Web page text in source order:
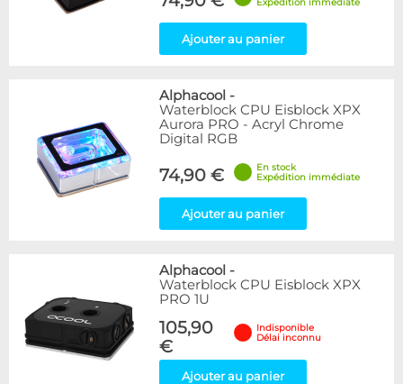
Expédition immédiate
Ajouter au panier
Alphacool -
Waterblock CPU Eisblock XPX
Aurora PRO - Acryl Chrome
Digital RGB
74,90 €
En stock
Expédition immédiate
Ajouter au panier
Alphacool -
Waterblock CPU Eisblock XPX
PRO 1U
105,90
€
Indisponible
Délai inconnu
Ajouter au panier